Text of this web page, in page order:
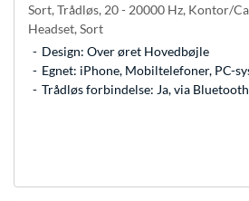
Sort, Trådløs, 20 - 20000 Hz, Kontor/
Headset, Sort
Design: Over øret Hovedbøjle
Egnet: iPhone, Mobiltelefoner, PC-
Trådløs forbindelse: Ja, via